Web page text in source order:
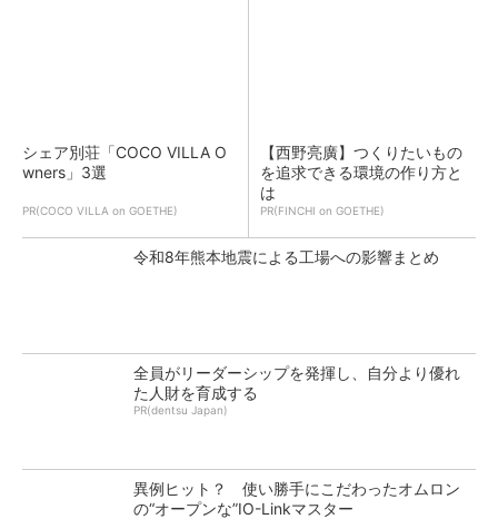
シェア別荘「COCO VILLA O
wners」3選
PR(COCO VILLA on GOETHE)
【西野亮廣】つくりたいもの
を追求できる環境の作り方と
は
PR(FINCHI on GOETHE)
令和8年熊本地震による工場への影響まとめ
全員がリーダーシップを発揮し、自分より優れ
た人財を育成する
PR(dentsu Japan)
異例ヒット？ 使い勝手にこだわったオムロン
の“オープンな”IO-Linkマスター